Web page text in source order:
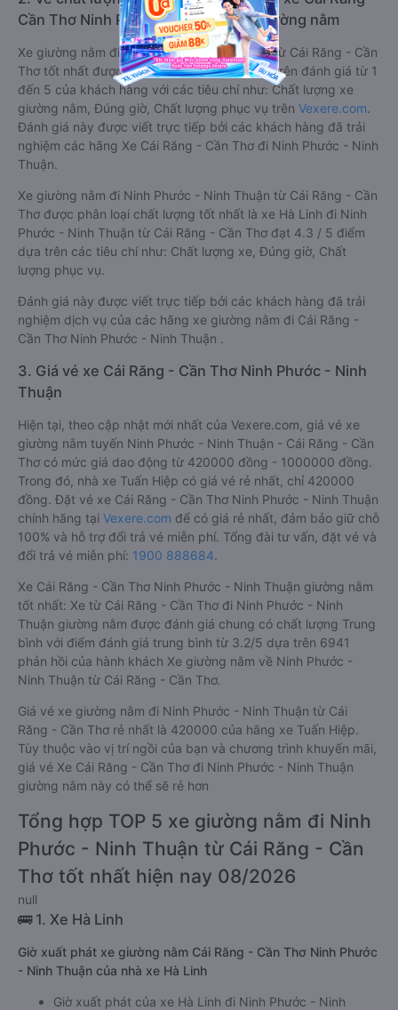
Cần Thơ Ninh Phước - Ninh Thuận giường nằm
Xe giường nằm đi Ninh Phước - Ninh Thuận từ Cái Răng - Cần
Thơ tốt nhất được phân loại chất lượng dựa trên đánh giá từ 1
đến 5 của khách hàng với các tiêu chí như: Chất lượng xe
giường nằm, Đúng giờ, Chất lượng phục vụ trên Vexere.com.
Đánh giá này được viết trực tiếp bởi các khách hàng đã trải
nghiệm các hãng Xe Cái Răng - Cần Thơ đi Ninh Phước - Ninh
Thuận.
Xe giường nằm đi Ninh Phước - Ninh Thuận từ Cái Răng - Cần
Thơ được phân loại chất lượng tốt nhất là xe Hà Linh đi Ninh
Phước - Ninh Thuận từ Cái Răng - Cần Thơ đạt 4.3 / 5 điểm
dựa trên các tiêu chí như: Chất lượng xe, Đúng giờ, Chất
lượng phục vụ.
Đánh giá này được viết trực tiếp bởi các khách hàng đã trải
nghiệm dịch vụ của các hãng xe giường nằm đi Cái Răng -
Cần Thơ Ninh Phước - Ninh Thuận .
3. Giá vé xe Cái Răng - Cần Thơ Ninh Phước - Ninh
Thuận
Hiện tại, theo cập nhật mới nhất của Vexere.com, giá vé xe
giường nằm tuyến Ninh Phước - Ninh Thuận - Cái Răng - Cần
Thơ có mức giá dao động từ 420000 đồng - 1000000 đồng.
Trong đó, nhà xe Tuấn Hiệp có giá vé rẻ nhất, chỉ 420000
đồng. Đặt vé xe Cái Răng - Cần Thơ Ninh Phước - Ninh Thuận
chính hãng tại Vexere.com để có giá rẻ nhất, đảm bảo giữ chỗ
100% và hỗ trợ đổi trả vé miễn phí. Tổng đài tư vấn, đặt vé và
đổi trả vé miễn phí: 1900 888684.
Xe Cái Răng - Cần Thơ Ninh Phước - Ninh Thuận giường nằm
tốt nhất: Xe từ Cái Răng - Cần Thơ đi Ninh Phước - Ninh
Thuận giường nằm được đánh giá chung có chất lượng Trung
bình với điểm đánh giá trung bình từ 3.2/5 dựa trên 6941
phản hồi của hành khách Xe giường nằm về Ninh Phước -
Ninh Thuận từ Cái Răng - Cần Thơ.
Giá vé xe giường nằm đi Ninh Phước - Ninh Thuận từ Cái
Răng - Cần Thơ rẻ nhất là 420000 của hãng xe Tuấn Hiệp.
Tùy thuộc vào vị trí ngồi của bạn và chương trình khuyến mãi,
giá vé Xe Cái Răng - Cần Thơ đi Ninh Phước - Ninh Thuận
giường nằm này có thể sẽ rẻ hơn
Tổng hợp TOP 5 xe giường nằm đi Ninh
Phước - Ninh Thuận từ Cái Răng - Cần
Thơ tốt nhất hiện nay 08/2026
null
🚌 1. Xe Hà Linh
Giờ xuất phát xe giường nằm Cái Răng - Cần Thơ Ninh Phước
- Ninh Thuận của nhà xe Hà Linh
Giờ xuất phát của xe Hà Linh đi Ninh Phước - Ninh